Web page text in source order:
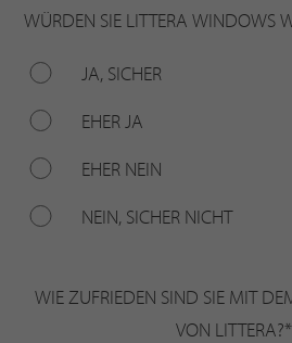
WÜRDEN SIE LITTERA WINDOWS
JA, SICHER
EHER JA
EHER NEIN
NEIN, SICHER NICHT
WIE ZUFRIEDEN SIND SIE MIT
VON LITTERA?*